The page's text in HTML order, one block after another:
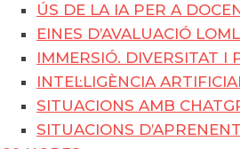
ÚS DE LA IA PER A
EINES D’AVALUACIÓ
IMMERSIÓ. DIVERSITAT I
INTEL·LIGÈNCIA
SITUACIONS AMB
SITUACIONS